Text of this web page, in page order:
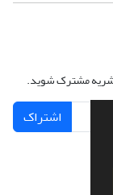
نشریه مشترک شوید.
اشتراک